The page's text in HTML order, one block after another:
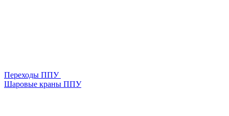
Переходы ППУ
Шаровые краны ППУ